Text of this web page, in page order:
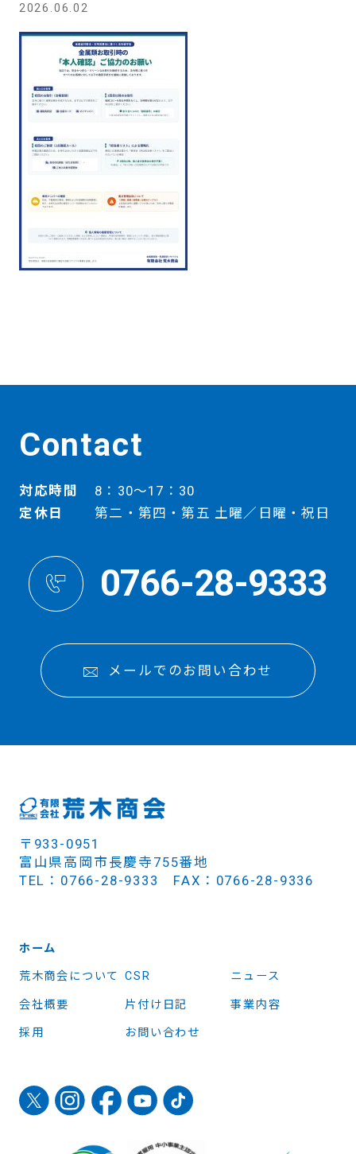
2026.06.02
Contact
対応時間
8：30～17：30
定休日
第二・第四・第五 土曜／日曜・祝日
0766-28-9333
メールでのお問い合わせ
〒933-0951
富山県高岡市長慶寺755番地
TEL：0766-28-9333 FAX：0766-28-9336
ホーム
荒木商会について CSR ニュース
会社概要 片付け日記 事業内容
採用 お問い合わせ